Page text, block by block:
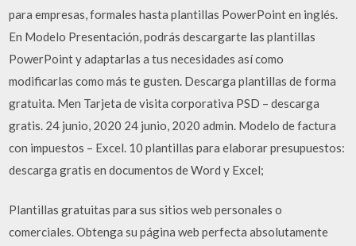
para empresas, formales hasta plantillas PowerPoint en inglés.
En Modelo Presentación, podrás descargarte las plantillas
PowerPoint y adaptarlas a tus necesidades así como
modificarlas como más te gusten. Descarga plantillas de forma
gratuita. Men Tarjeta de visita corporativa PSD – descarga
gratis. 24 junio, 2020 24 junio, 2020 admin. Modelo de factura
con impuestos – Excel. 10 plantillas para elaborar presupuestos:
descarga gratis en documentos de Word y Excel;
Plantillas gratuitas para sus sitios web personales o
comerciales. Obtenga su página web perfecta absolutamente